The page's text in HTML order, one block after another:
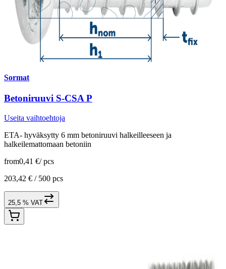
Sormat
Betoniruuvi S-CSA P
Useita vaihtoehtoja
ETA- hyväksytty 6 mm betoniruuvi halkeilleeseen ja
halkeilemattomaan betoniin
from0,41 €/ pcs
203,42 € / 500 pcs
25,5 % VAT